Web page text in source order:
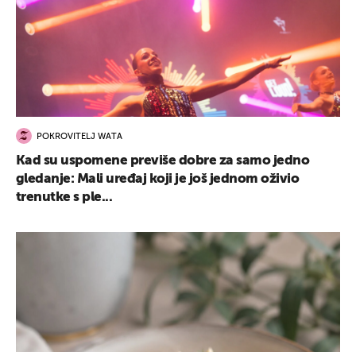
POKROVITELJ WATA
Kad su uspomene previše dobre za samo jedno
gledanje: Mali uređaj koji je još jednom oživio
trenutke s ple...